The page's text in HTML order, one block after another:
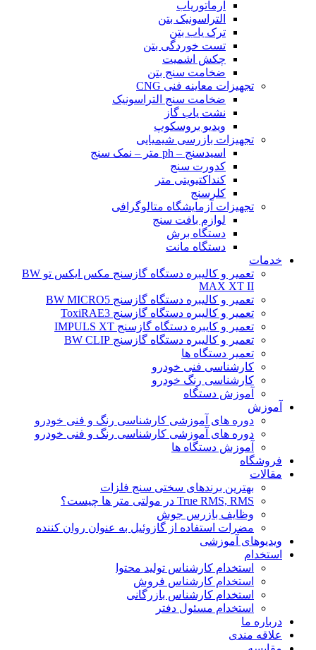
آرماتوریاب
التراسونیک بتن
ترک یاب بتن
تست خوردگی بتن
چکش اشمیت
ضخامت سنج بتن
تجهیزات معاینه فنی CNG
ضخامت سنج التراسونیک
نشت یاب گاز
ویدیو بروسکوپ
تجهیزات بازرسی شیمیایی
اسیدسنج – ph متر – نمک سنج
کدورت سنج
کنداکتیویتی متر
کلرسنج
تجهیزات آزمایشگاه متالوگرافی
لوازم بافت سنج
دستگاه برش
دستگاه مانت
خدمات
تعمیر و کالیبره دستگاه گازسنج مکس ایکس تو BW
MAX XT II
تعمیر و کالیبره دستگاه گازسنج BW MICRO5
تعمیر و کالیبره دستگاه گازسنج ToxiRAE3
تعمیر و کایبره دستگاه گازسنج IMPULS XT
تعمیر و کالیبره دستگاه گازسنج BW CLIP
تعمیر دستگاه ها
کارشناسی فنی خودرو
کارشناسی رنگ خودرو
آموزش دستگاه
آموزش
دوره های آموزشی کارشناسی رنگ و فنی خودرو
دوره های آموزشی کارشناسی رنگ و فنی خودرو
آموزش دستگاه ها
فروشگاه
مقالات
بهترین برندهای سختی سنج فلزات
True RMS, RMS در مولتی متر ها چیست؟
وظایف بازرس جوش
مضرات استفاده از گازوئیل به عنوان روان کننده
ویدیوهای آموزشی
استخدام
استخدام کارشناس تولید محتوا
استخدام کارشناس فروش
استخدام کارشناس بازرگانی
استخدام مسئول دفتر
درباره ما
علاقه مندی